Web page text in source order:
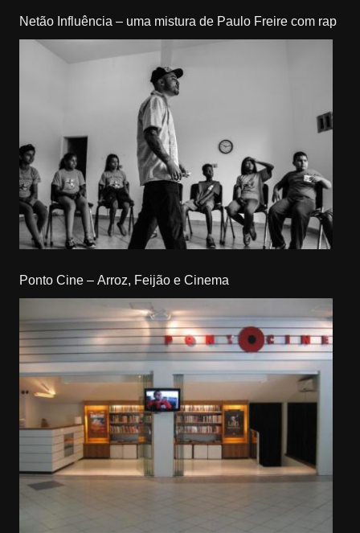
Netão Influência – uma mistura de Paulo Freire com rap
Ponto Cine – Arroz, Feijão e Cinema